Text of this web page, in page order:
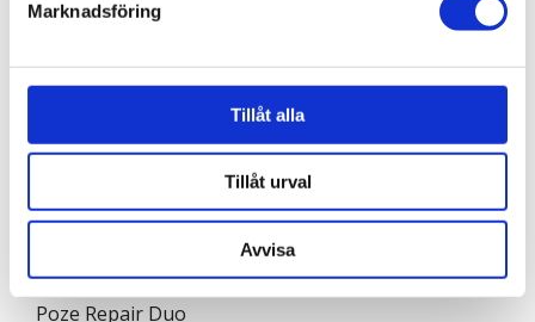
Vi använder enhetsidentifierare för att anpassa innehållet
för sociala medier och analysera vår trafik. Vi
vidarebefordrar även sådana identifierare och annan
information från din enhet till de sociala medier och
Dessa kan i sin tur kombinera informationen med annan
information som du har tillhandahållit eller som de har
samlat in när du har använt deras tjänster.
Marknadsföring
Tillåt alla
Tillåt urval
Avvisa
810030
Poze Repair Duo